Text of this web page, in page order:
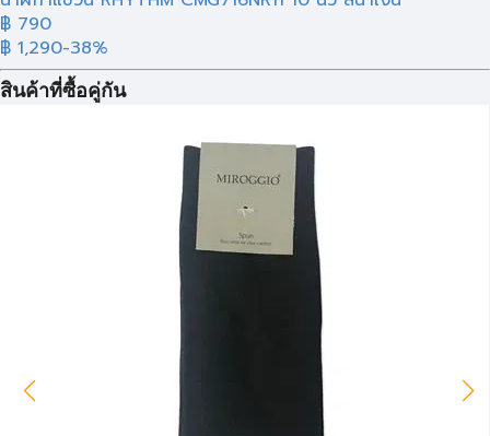
฿ 790
฿ 1,290-38%
สินค้าที่ซื้อคู่กัน